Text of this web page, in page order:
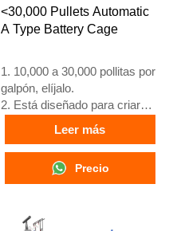
<30,000 Pullets Automatic
A Type Battery Cage
1. 10,000 a 30,000 pollitas por
galpón, elíjalo.
2. Está diseñado para criar
pollitas mayores de 1 día
semanas que comienzan a
poner huevos.
4. Su estructura es fusión
Leer más
Precio